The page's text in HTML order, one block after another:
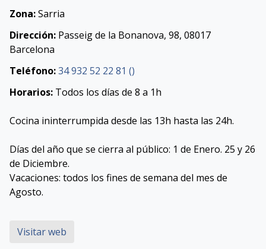
Zona:Sarria
Dirección: Passeig de la Bonanova, 98, 08017
Barcelona ‎
Teléfono:34 932 52 22 81 () ‎
Horarios: Todos los días de 8 a 1h
Cocina ininterrumpida desde las 13h hasta las 24h.
Días del año que se cierra al público: 1 de Enero. 25 y 26
de Diciembre.
Vacaciones: todos los fines de semana del mes de
Agosto.
Visitar web